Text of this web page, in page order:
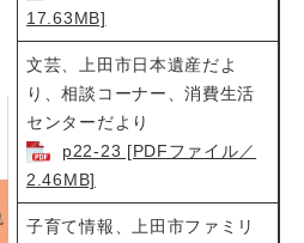
17.63MB]
文芸、上田市日本遺産だよ
り、相談コーナー、消費生活
センターだより
p22-23 [PDFファイル／
2.46MB]
子育て情報、上田市ファミリ